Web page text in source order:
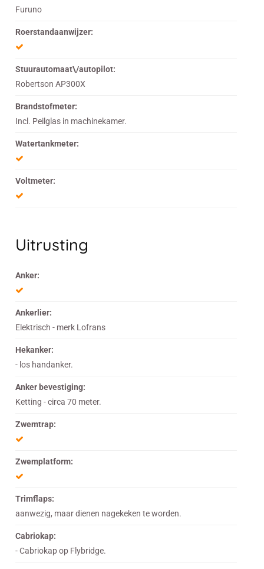
Furuno
Roerstandaanwijzer:
Stuurautomaat\/autopilot:
Robertson AP300X
Brandstofmeter:
Incl. Peilglas in machinekamer.
Watertankmeter:
Voltmeter:
Uitrusting
Anker:
Ankerlier:
Elektrisch - merk Lofrans
Hekanker:
- los handanker.
Anker bevestiging:
Ketting - circa 70 meter.
Zwemtrap:
Zwemplatform:
Trimflaps:
aanwezig, maar dienen nagekeken te worden.
Cabriokap:
- Cabriokap op Flybridge.